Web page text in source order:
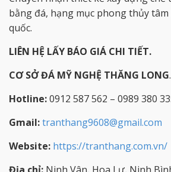
bằng đá, hạng mục phong thủy
quốc.
LIÊN HỆ LẤY BÁO GIÁ CHI TIẾT.
CƠ SỞ ĐÁ MỸ NGHỆ THĂNG LONG.
Hotline:0912 587 562 – 0989 380
Gmail:tranthang9608@gmail.com
Website: https://tranthang.com.vn/